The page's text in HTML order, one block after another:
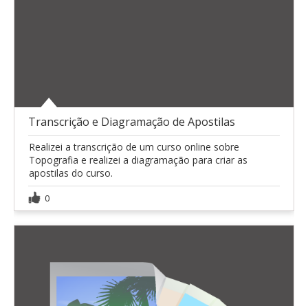
Transcrição e Diagramação de Apostilas
Realizei a transcrição de um curso online sobre
Topografia e realizei a diagramação para criar as
apostilas do curso.
0